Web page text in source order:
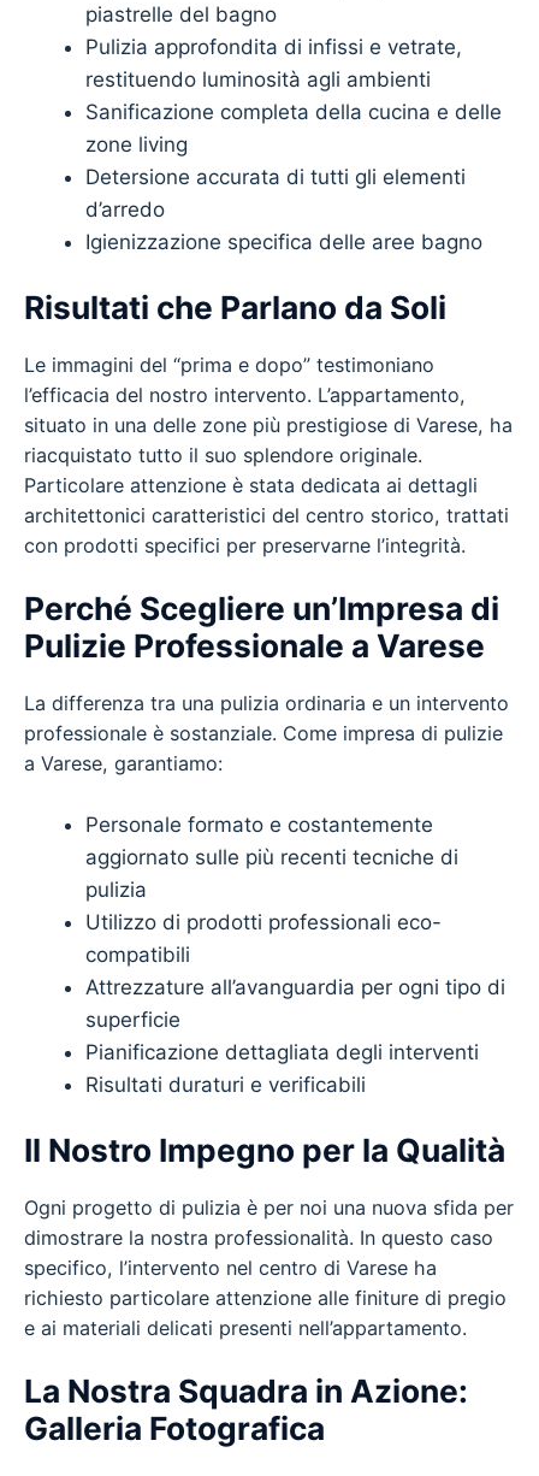
piastrelle del bagno
Pulizia approfondita di infissi e vetrate,
restituendo luminosità agli ambienti
Sanificazione completa della cucina e delle
zone living
Detersione accurata di tutti gli elementi
d’arredo
Igienizzazione specifica delle aree bagno
Risultati che Parlano da Soli
Le immagini del “prima e dopo” testimoniano
l’efficacia del nostro intervento. L’appartamento,
situato in una delle zone più prestigiose di Varese, ha
riacquistato tutto il suo splendore originale.
Particolare attenzione è stata dedicata ai dettagli
architettonici caratteristici del centro storico, trattati
con prodotti specifici per preservarne l’integrità.
Perché Scegliere un’Impresa di
Pulizie Professionale a Varese
La differenza tra una pulizia ordinaria e un intervento
professionale è sostanziale. Come impresa di pulizie
a Varese, garantiamo:
Personale formato e costantemente
aggiornato sulle più recenti tecniche di
pulizia
Utilizzo di prodotti professionali eco-
compatibili
Attrezzature all’avanguardia per ogni tipo di
superficie
Pianificazione dettagliata degli interventi
Risultati duraturi e verificabili
Il Nostro Impegno per la Qualità
Ogni progetto di pulizia è per noi una nuova sfida per
dimostrare la nostra professionalità. In questo caso
specifico, l’intervento nel centro di Varese ha
richiesto particolare attenzione alle finiture di pregio
e ai materiali delicati presenti nell’appartamento.
La Nostra Squadra in Azione:
Galleria Fotografica